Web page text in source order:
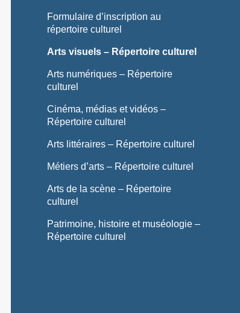
Formulaire d’inscription au
répertoire culturel
Arts visuels – Répertoire culturel
Arts numériques – Répertoire
culturel
Cinéma, médias et vidéos –
Répertoire culturel
Arts littéraires – Répertoire culturel
Métiers d’arts – Répertoire culturel
Arts de la scène – Répertoire
culturel
Patrimoine, histoire et muséologie –
Répertoire culturel